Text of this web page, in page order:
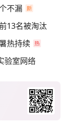
不漏
13名被淘汰
热持续
验室网络